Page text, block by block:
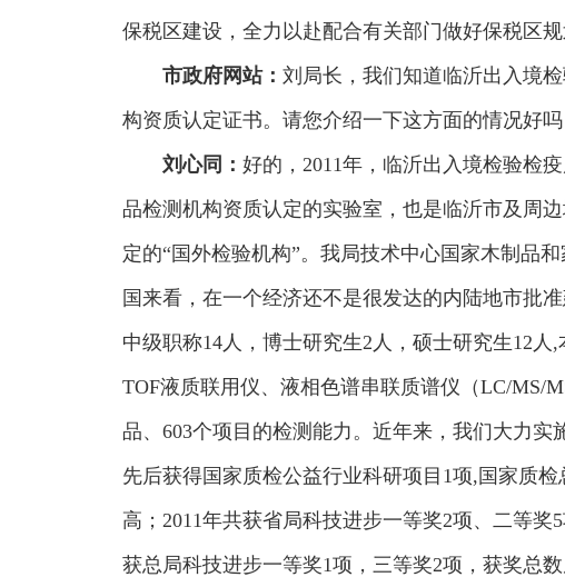
保税区建设，全力以赴配合有关部门做好保税区规
市政府网站： 刘局长，我们知道临沂出入境
构资质认定证书。请您介绍一下这方面的情况好吗
刘心同： 好的，2011年，临沂出入境检验检
品检测机构资质认定的实验室，也是临沂市及周
定的“国外检验机构”。我局技术中心国家木制品
国来看，在一个经济还不是很发达的内陆地市批
中级职称14人，博士研究生2人，硕士研究生12
TOF液质联用仪、液相色谱串联质谱仪（LC/MS/
品、603个项目的检测能力。近年来，我们大力
先后获得国家质检公益行业科研项目1项,国家质
高；2011年共获省局科技进步一等奖2项、二等
获总局科技进步一等奖1项，三等奖2项，获奖总